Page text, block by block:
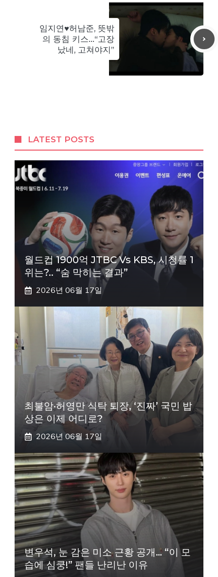
임지연♥허남준, 뜻밖
의 동침 키스…“고장
났네, 고쳐야지”
LATEST POSTS
월드컵 1900억 JTBC Vs KBS, 시청률 1
위는?.. “숨 막히는 결과”
2026년 06월 17일
최불암·허영만 식탁 퇴장, ‘진짜’ 국민 밥
상은 이제 어디로?
2026년 06월 17일
변우석, 눈 감은 미소 근황 공개… “이 모
습에 심쿵!” 팬들 난리난 이유